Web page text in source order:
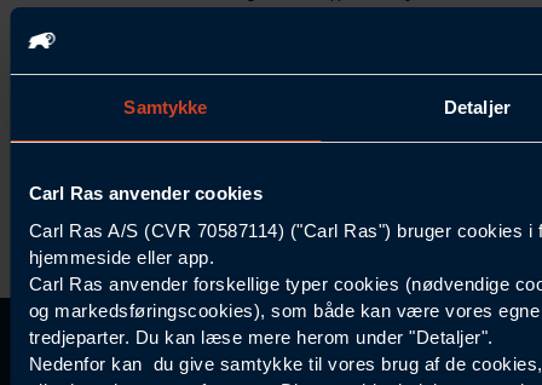
Samtykke Detaljer
Carl Ras anvender cookies
Carl Ras A/S (CVR 70587114) ("Carl Ras") bruger cookies
hjemmeside eller app.
Carl Ras anvender forskellige typer cookies (nødvendige
og markedsføringscookies), som både kan være vores
tredjeparter. Du kan læse mere herom under "Detaljer".
Nedenfor kan du give samtykke til vores brug af de
Samtykket betyder også, at Carl Ras A/S som dataansvarlig kan
samtykke tilbage ved at trykke "Afmeld" i bunden af hver
vorespersondatapolitik
Kontakt Kundeservice Information
Carl Ras Gruppen
Kundefordele
Bliv kontokunde
Inspiration
Specialisten